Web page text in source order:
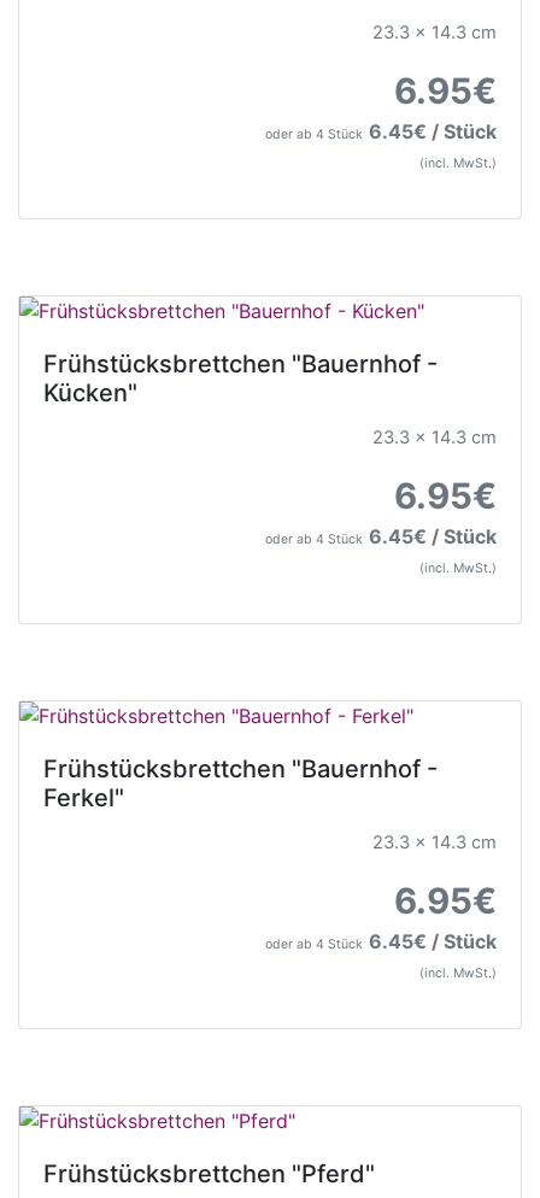
23.3 x 14.3 cm
6.95€
oder ab 4 Stück 6.45€ / Stück
(incl. MwSt.)
Frühstücksbrettchen "Bauernhof -
Kücken"
23.3 x 14.3 cm
6.95€
oder ab 4 Stück 6.45€ / Stück
(incl. MwSt.)
Frühstücksbrettchen "Bauernhof -
Ferkel"
23.3 x 14.3 cm
6.95€
oder ab 4 Stück 6.45€ / Stück
(incl. MwSt.)
Frühstücksbrettchen "Pferd"